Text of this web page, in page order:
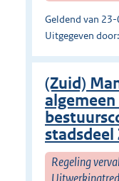
Geldend van
Uitgegeven
(Zuid)
stadsdeel
Regeling